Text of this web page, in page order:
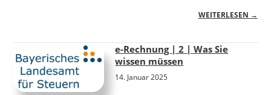
WEITERLESEN →
e-Rechnung | 2 | Was Sie
wissen müssen
14. Januar 2025